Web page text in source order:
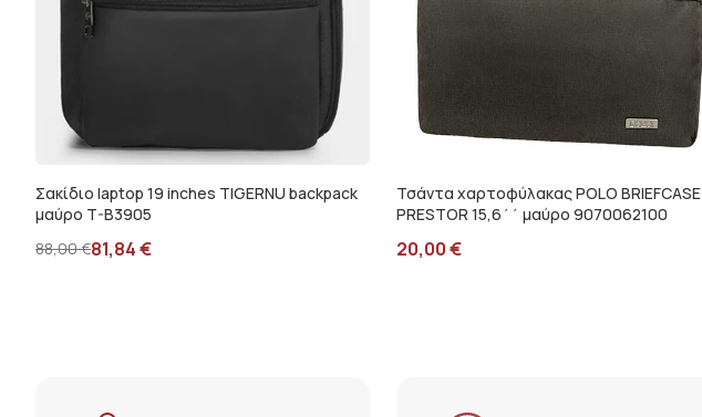
Σακίδιο laptop 19 inches TIGERNU backpack
μαύρο T-B3905
88,00€81,84€
Τσάντα χαρτοφύλακας POLO BRIEFCASE
PRESTOR 15,6΄΄ μαύρο 9070062100
20,00€